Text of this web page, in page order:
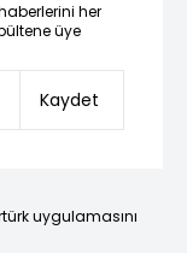
her
üye
Kaydet
uygulamasını